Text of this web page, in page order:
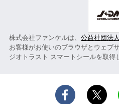
株式会社ファンケルは、 公益社団法
お客様がお使いのブラウザとウェブ
ジオトラスト スマートシールを取得